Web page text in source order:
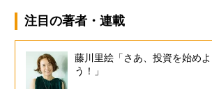
注目の著者・連載
藤川里絵「さあ、投資を始めよ
う！」